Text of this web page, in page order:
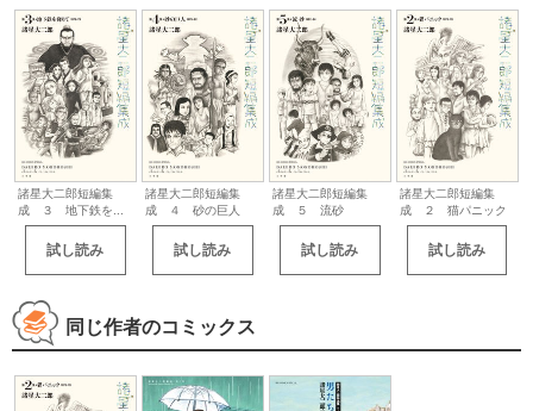
諸星大二郎短編集
成 ３ 地下鉄を...
試し読み
諸星大二郎短編集
成 ４ 砂の巨人
試し読み
諸星大二郎短編集
成 ５ 流砂
試し読み
諸星大二郎短編集
成 ２ 猫パニック
試し読み
同じ作者のコミックス